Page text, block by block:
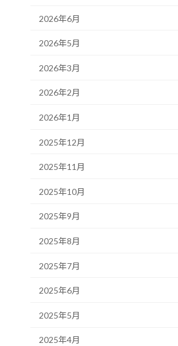
2026年6月
2026年5月
2026年3月
2026年2月
2026年1月
2025年12月
2025年11月
2025年10月
2025年9月
2025年8月
2025年7月
2025年6月
2025年5月
2025年4月